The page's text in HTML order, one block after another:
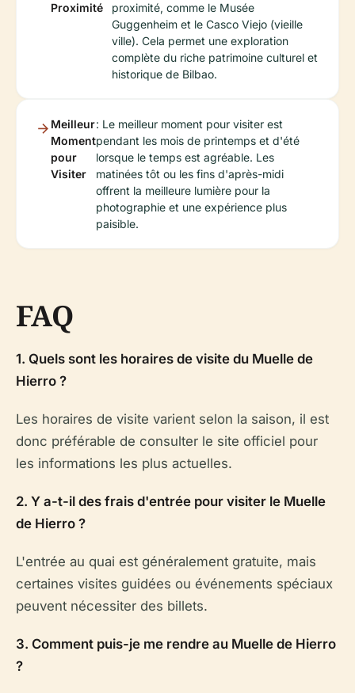
Proximité
proximité, comme le Musée
Guggenheim et le Casco Viejo (vieille
ville). Cela permet une exploration
complète du riche patrimoine culturel et
historique de Bilbao.
Meilleur
Moment
pour
Visiter
: Le meilleur moment pour visiter est
pendant les mois de printemps et d'été
lorsque le temps est agréable. Les
matinées tôt ou les fins d'après-midi
offrent la meilleure lumière pour la
photographie et une expérience plus
paisible.
FAQ
1. Quels sont les horaires de visite du Muelle de
Hierro ?
Les horaires de visite varient selon la saison, il est
donc préférable de consulter le site officiel pour
les informations les plus actuelles.
2. Y a-t-il des frais d'entrée pour visiter le Muelle
de Hierro ?
L'entrée au quai est généralement gratuite, mais
certaines visites guidées ou événements spéciaux
peuvent nécessiter des billets.
3. Comment puis-je me rendre au Muelle de Hierro
?